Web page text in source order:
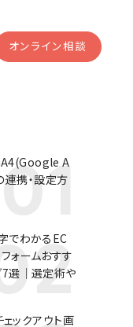
オンライン相談
A
携・設定方
でわかるEC
ォームおすす
7選｜選定術や
ックアウト画